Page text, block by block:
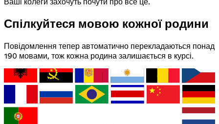
Спілкуйтеся мовою кожної родини
Повідомлення тепер автоматично перекладаються понад
190 мовами, тож кожна родина залишається в курсі.